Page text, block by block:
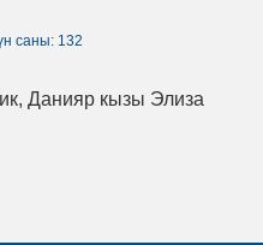
саны: 132
Данияр кызы Элиза